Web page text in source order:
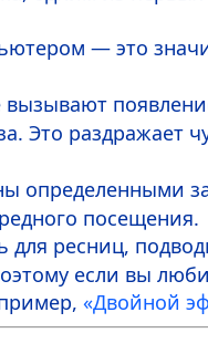
— это
Это раздражает
определенными
посещения.
ресниц,
если вы
«Двойной